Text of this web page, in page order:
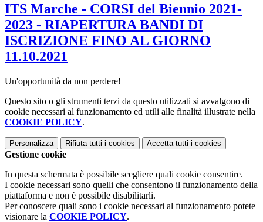
ITS Marche - CORSI del Biennio 2021-
2023 - RIAPERTURA BANDI DI
ISCRIZIONE FINO AL GIORNO
11.10.2021
Un'opportunità da non perdere!
Questo sito o gli strumenti terzi da questo utilizzati si avvalgono di
cookie necessari al funzionamento ed utili alle finalità illustrate nella
COOKIE POLICY.
Personalizza Rifiuta tutti i cookies Accetta tutti i cookies
Gestione cookie
In questa schermata è possibile scegliere quali cookie consentire.
I cookie necessari sono quelli che consentono il funzionamento della
piattaforma e non è possibile disabilitarli.
Per conoscere quali sono i cookie necessari al funzionamento potete
visionare la COOKIE POLICY.